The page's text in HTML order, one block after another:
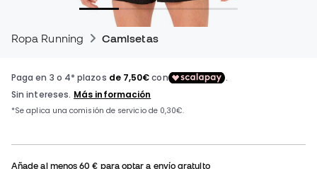
Ropa Running Camisetas
Añade al menos60 € para optar a envío gratuito